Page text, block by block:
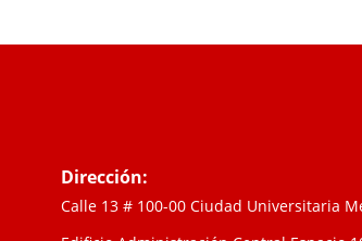
Dirección:
Calle 13 # 100-00 Ciudad Universitaria